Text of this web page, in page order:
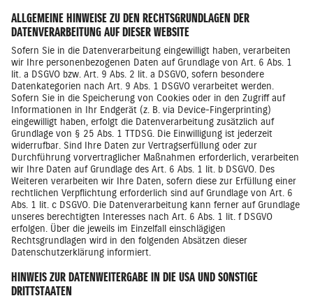
ALLGEMEINE HINWEISE ZU DEN RECHTSGRUNDLAGEN DER
DATENVERARBEITUNG AUF DIESER WEBSITE
Sofern Sie in die Datenverarbeitung eingewilligt haben, verarbeiten
wir Ihre personenbezogenen Daten auf Grundlage von Art. 6 Abs. 1
lit. a DSGVO bzw. Art. 9 Abs. 2 lit. a DSGVO, sofern besondere
Datenkategorien nach Art. 9 Abs. 1 DSGVO verarbeitet werden.
Sofern Sie in die Speicherung von Cookies oder in den Zugriff auf
Informationen in Ihr Endgerät (z. B. via Device-Fingerprinting)
eingewilligt haben, erfolgt die Datenverarbeitung zusätzlich auf
Grundlage von § 25 Abs. 1 TTDSG. Die Einwilligung ist jederzeit
widerrufbar. Sind Ihre Daten zur Vertragserfüllung oder zur
Durchführung vorvertraglicher Maßnahmen erforderlich, verarbeiten
wir Ihre Daten auf Grundlage des Art. 6 Abs. 1 lit. b DSGVO. Des
Weiteren verarbeiten wir Ihre Daten, sofern diese zur Erfüllung einer
rechtlichen Verpflichtung erforderlich sind auf Grundlage von Art. 6
Abs. 1 lit. c DSGVO. Die Datenverarbeitung kann ferner auf Grundlage
unseres berechtigten Interesses nach Art. 6 Abs. 1 lit. f DSGVO
erfolgen. Über die jeweils im Einzelfall einschlägigen
Rechtsgrundlagen wird in den folgenden Absätzen dieser
Datenschutzerklärung informiert.
HINWEIS ZUR DATENWEITERGABE IN DIE USA UND SONSTIGE
DRITTSTAATEN